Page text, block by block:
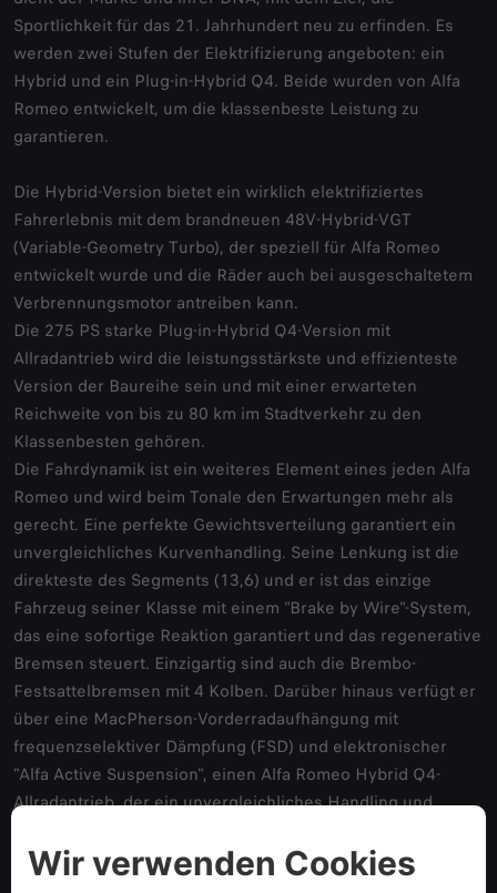
Sportlichkeit für das 21. Jahrhundert neu zu erfinden. Es
werden zwei Stufen der Elektrifizierung angeboten: ein
Hybrid und ein Plug-in-Hybrid Q4. Beide wurden von Alfa
Romeo entwickelt, um die klassenbeste Leistung zu
garantieren.
Die Hybrid-Version bietet ein wirklich elektrifiziertes
Fahrerlebnis mit dem brandneuen 48V-Hybrid-VGT
(Variable-Geometry Turbo), der speziell für Alfa Romeo
entwickelt wurde und die Räder auch bei ausgeschaltetem
Verbrennungsmotor antreiben kann.
Die 275 PS starke Plug-in-Hybrid Q4-Version mit
Allradantrieb wird die leistungsstärkste und effizienteste
Version der Baureihe sein und mit einer erwarteten
Reichweite von bis zu 80 km im Stadtverkehr zu den
Klassenbesten gehören.
Die Fahrdynamik ist ein weiteres Element eines jeden Alfa
Romeo und wird beim Tonale den Erwartungen mehr als
gerecht. Eine perfekte Gewichtsverteilung garantiert ein
unvergleichliches Kurvenhandling. Seine Lenkung ist die
direkteste des Segments (13,6) und er ist das einzige
Fahrzeug seiner Klasse mit einem "Brake by Wire"-System,
das eine sofortige Reaktion garantiert und das regenerative
Bremsen steuert. Einzigartig sind auch die Brembo-
Festsattelbremsen mit 4 Kolben. Darüber hinaus verfügt er
über eine MacPherson-Vorderradaufhängung mit
frequenzselektiver Dämpfung (FSD) und elektronischer
"Alfa Active Suspension", einen Alfa Romeo Hybrid Q4-
Allradantrieb, der ein unvergleichliches Handling und
Selbstsperrdifferenzial von Alfa Romeo, das für maximale